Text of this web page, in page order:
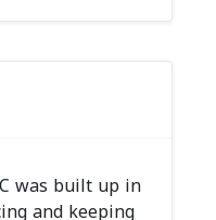
was built up in
and keeping